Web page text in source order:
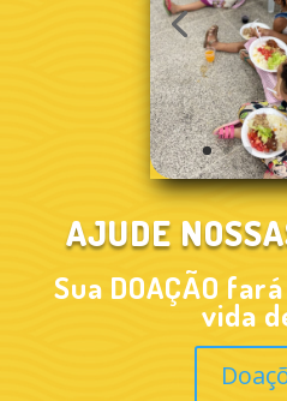
AJUDE
Sua DOAÇÃO
vida